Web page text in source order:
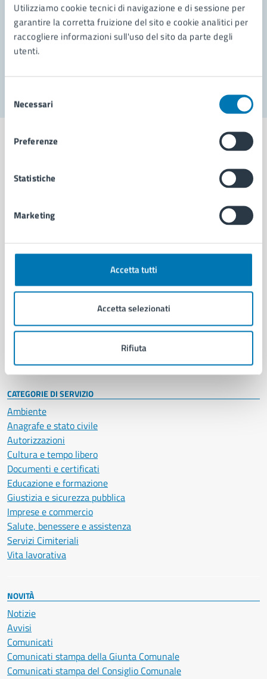
Utilizziamo cookie tecnici di navigazione e di sessione per
garantire la corretta fruizione del sito e cookie analitici per
raccogliere informazioni sull'uso del sito da parte degli
utenti.
delNecessari
Preferenze
Statistiche
Marketing
Accetta tutti
Accetta selezionati
Rifiuta
Prenota appuntamento
Problemi in città
Comune di Napoli
AMMINISTRAZIONE
Organi di governo
Enti e fondazioni
Personale amministrativo
Intranet, posta aziendale e protocollo
CATEGORIE DI SERVIZIO
Ambiente
Anagrafe e stato civile
Autorizzazioni
Cultura e tempo libero
Documenti e certificati
Educazione e formazione
Giustizia e sicurezza pubblica
Imprese e commercio
Salute, benessere e assistenza
Servizi Cimiteriali
Vita lavorativa
NOVITÀ
Notizie
Avvisi
Comunicati
Comunicati stampa della Giunta Comunale
Comunicati stampa del Consiglio Comunale